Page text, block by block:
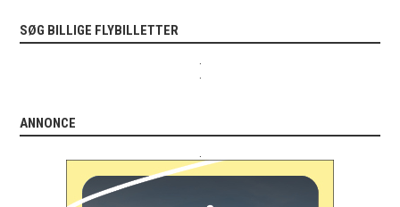
SØG BILLIGE FLYBILLETTER
ANNONCE